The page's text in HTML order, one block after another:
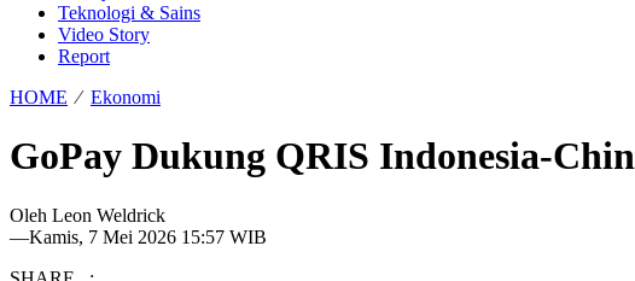
Teknologi & Sains
Video Story
Report
HOME ⁄ Ekonomi
GoPay Dukung QRIS Indonesia-
Oleh Leon Weldrick
—Kamis, 7 Mei 2026 15:57 WIB